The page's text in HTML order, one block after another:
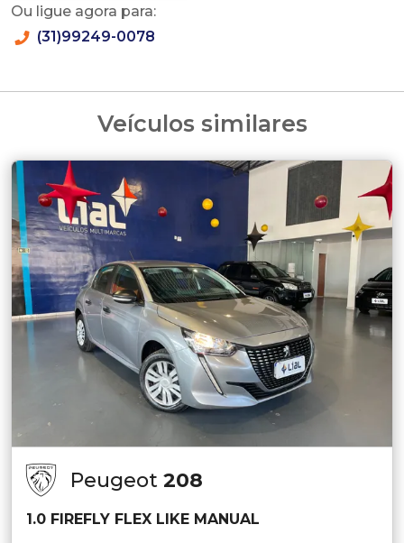
Ou ligue agora para:
(31)99249-0078
Veículos similares
Peugeot 208
1.0 FIREFLY FLEX LIKE MANUAL